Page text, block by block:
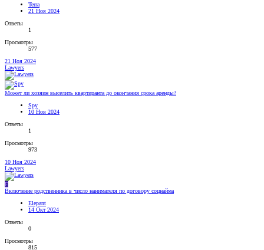
Terra
21 Ноя 2024
Ответы
1
Просмотры
577
21 Ноя 2024
Lawyers
Может ли хозяин выселить квартиранта до окончания срока аренды?
Spy
10 Ноя 2024
Ответы
1
Просмотры
973
10 Ноя 2024
Lawyers
E
Включение родственника в число нанимателя по договору соцнайма
Elepant
14 Окт 2024
Ответы
0
Просмотры
815